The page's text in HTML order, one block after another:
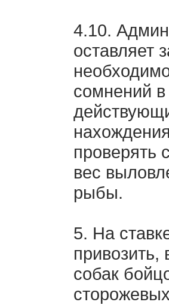
4.10.
оставляет
сомнений
проверять
вес
рыбы.
5. На
привозить,
собак